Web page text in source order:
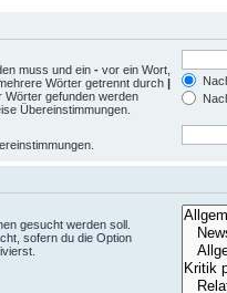
muss und ein - vor ein Wort,
Wörter getrennt durch |
Wörter gefunden werden
Übereinstimmungen.
gesucht werden soll.
sofern du die Option